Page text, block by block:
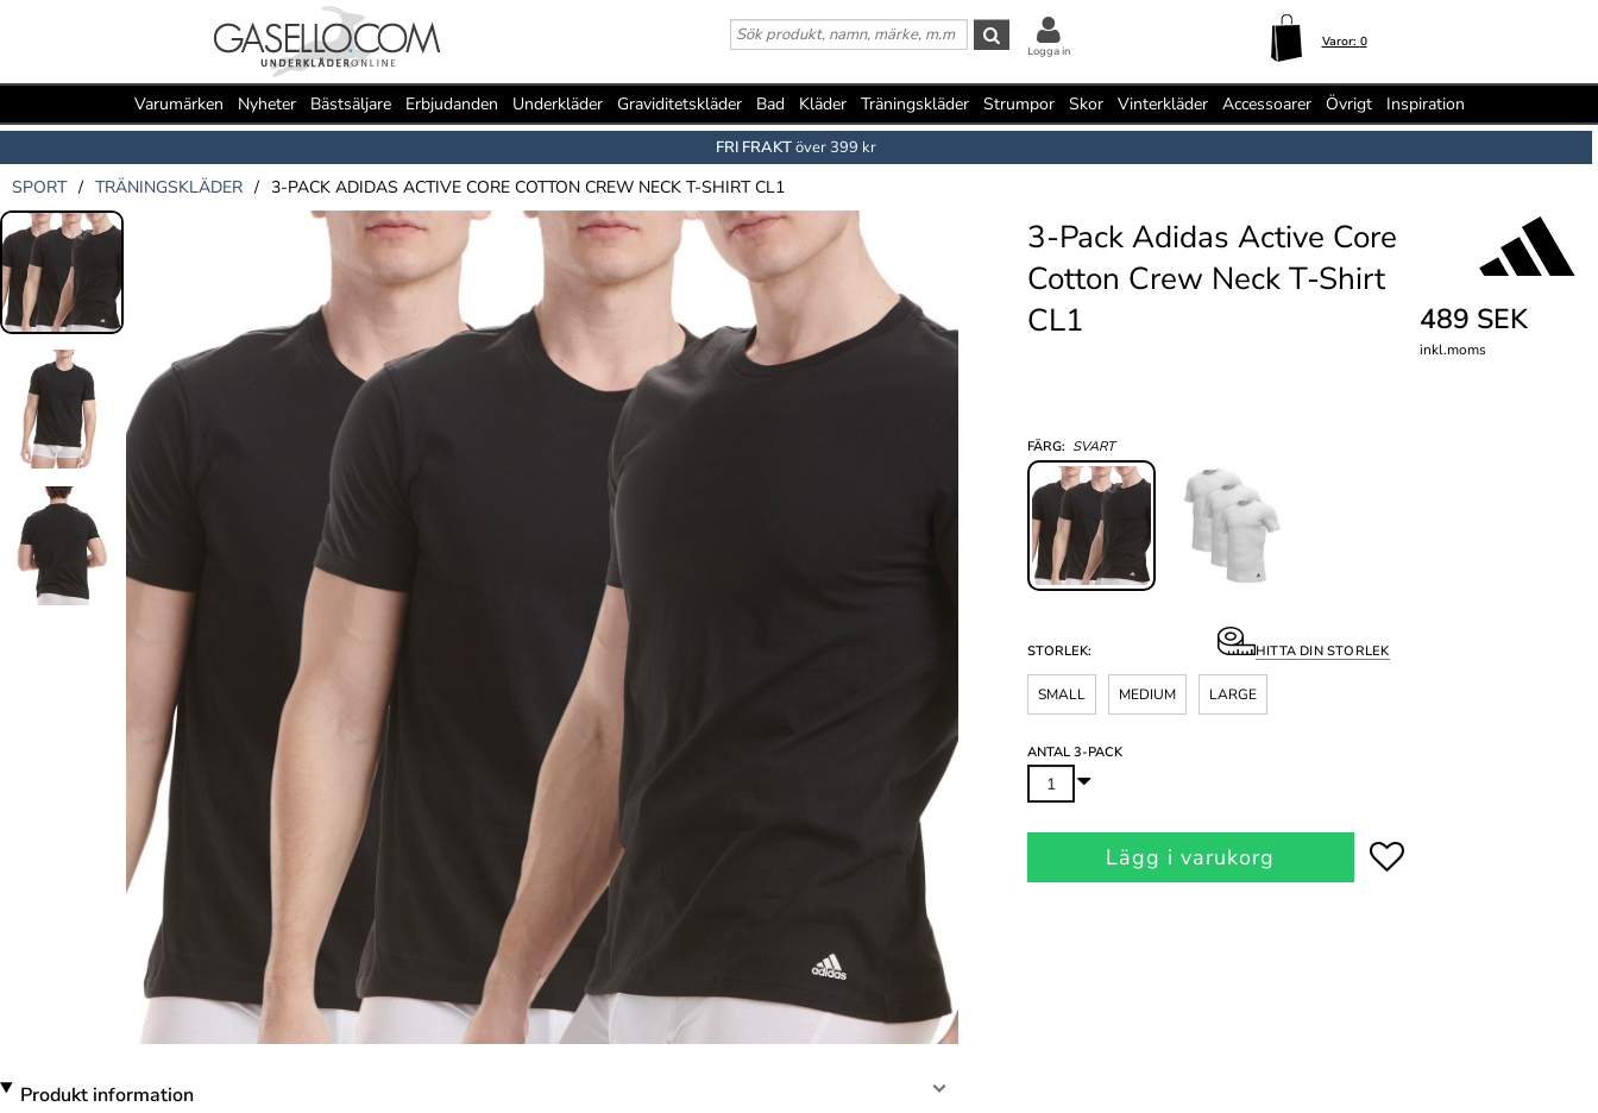
Varor: 0
Logga in
Varumärken Nyheter Bästsäljare Erbjudanden Underkläder Graviditetskläder Bad Kläder Träningskläder Strumpor Skor Vinterkläder Accessoarer Övrigt Inspiration
FRI FRAKTöver 399 kr
SPORT / TRÄNINGSKLÄDER / 3-PACK ADIDAS ACTIVE CORE COTTON CREW NECK T-SHIRT CL1
3-Pack Adidas Active Core
Cotton Crew Neck T-Shirt
CL1
489 SEK
inkl.moms
FÄRG: SVART
STORLEK: HITTA DIN STORLEK
SMALL MEDIUM LARGE
ANTAL 3-PACK
Lägg i varukorg
Produkt information